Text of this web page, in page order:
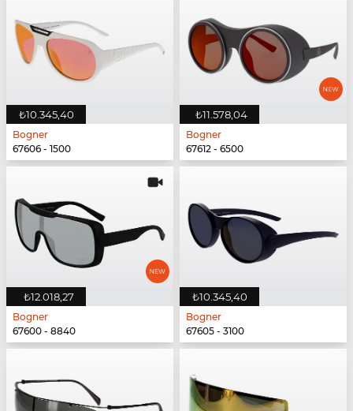
₺10.345,40
Bogner
67606 - 1500
₺11.578,04
Bogner
67612 - 6500
₺12.018,27
Bogner
67600 - 8840
₺10.345,40
Bogner
67605 - 3100